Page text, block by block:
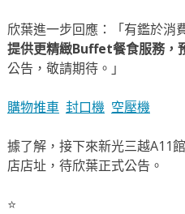
欣葉進一步回應：「有鑑於消
提供更精緻Buffet餐食服務，
公告，敬請期待。」
購物推車 封口機 空壓機
據了解，接下來新光三越A11
店店址，待欣葉正式公告。
⭐️